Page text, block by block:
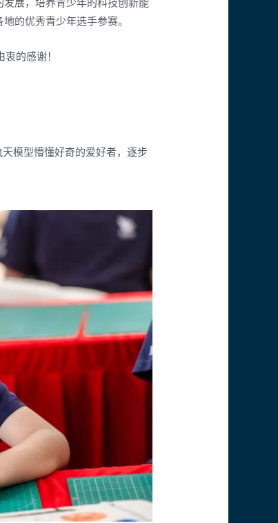
的优秀青少年选手参赛。
的感谢！
模型懵懂好奇的爱好者，逐步